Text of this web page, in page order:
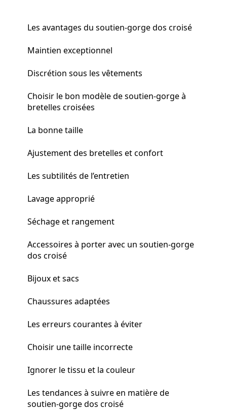
Les avantages du soutien-gorge dos croisé
Maintien exceptionnel
Discrétion sous les vêtements
Choisir le bon modèle de soutien-gorge à
bretelles croisées
La bonne taille
Ajustement des bretelles et confort
Les subtilités de l’entretien
Lavage approprié
Séchage et rangement
Accessoires à porter avec un soutien-gorge
dos croisé
Bijoux et sacs
Chaussures adaptées
Les erreurs courantes à éviter
Choisir une taille incorrecte
Ignorer le tissu et la couleur
Les tendances à suivre en matière de
soutien-gorge dos croisé